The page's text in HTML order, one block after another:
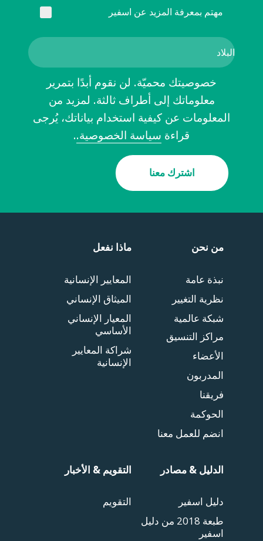
مهتم بمعرفة المزيد عن اسفير
خصوصيتك محميّة. لن نقوم أبدًا بتمرير
معلوماتك إلى أطراف ثالثة. لمزيد من
المعلومات عن كيفية استخدام بياناتك، يُرجى
قراءة سياسة الخصوصية..
اشترك معنا
من نحن
نبذة عامة
نظرية التغيير
شبكة عالمية
مراكز التنسيق
الأعضاء
المدربون
فريقنا
الحوكمة
انضم للعمل معنا
ماذا نفعل
المعايير الإنسانية
الميثاق الإنساني
المعيار الإنساني
الأساسي
شراكة المعايير
الإنسانية
الدليل & مصادر
دليل اسفير
طبعة 2018 من دليل
اسفير
التقويم & الأخبار
التقويم